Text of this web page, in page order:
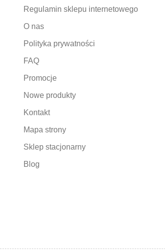
Regulamin sklepu internetowego
O nas
Polityka prywatności
FAQ
Promocje
Nowe produkty
Kontakt
Mapa strony
Sklep stacjonarny
Blog